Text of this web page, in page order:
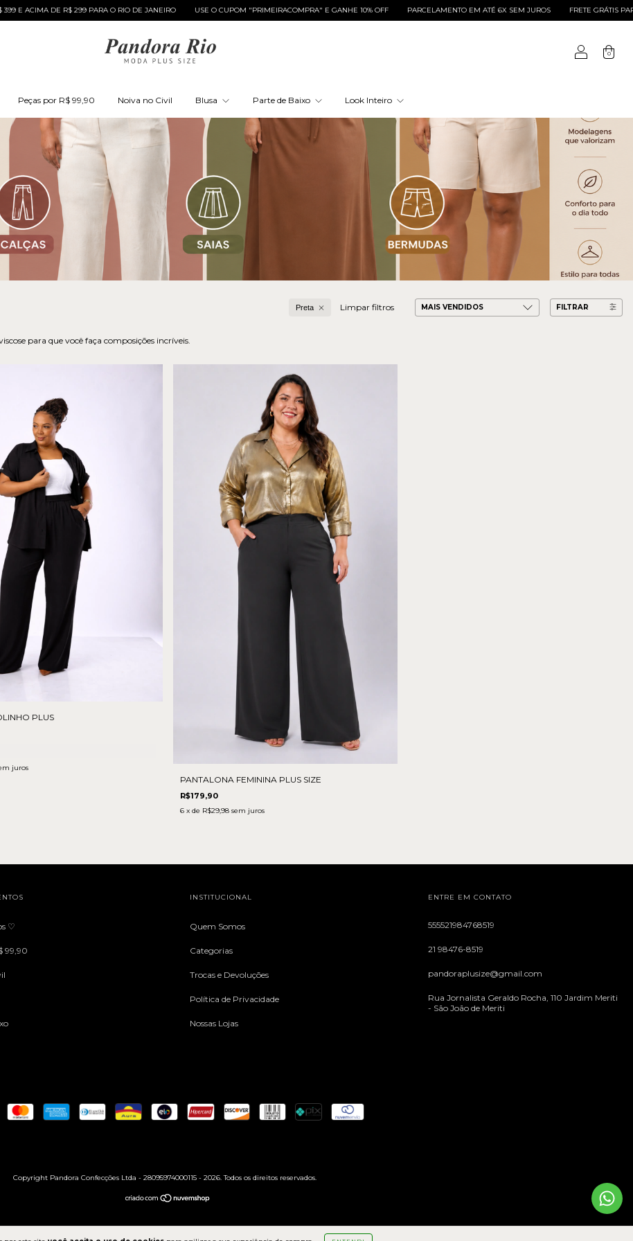
DE R$ 299 PARA O RIO DE JANEIRO USE O CUPOM "PRIMEIRACOMPRA" E GANHE 10% OFF PARCELAMENTO EM ATÉ 6X SEM JUROS FRETE GRÁTIS PARA SUL
0
Peças por R$ 99,90 Noiva no Civil Blusa Parte de Baixo Look Inteiro
Preta Limpar filtros FILTRAR
para que você faça composições incríveis.
PLUS
juros
PANTALONA FEMININA PLUS SIZE
R$179,90
6 x de R$29,98 sem juros
♡
99,90
INSTITUCIONAL
Quem Somos
Categorias
Trocas e Devoluções
Política de Privacidade
Nossas Lojas
ENTRE EM CONTATO
555521984768519
21 98476-8519
pandoraplusize@gmail.com
Rua Jornalista Geraldo Rocha, 110 Jardim Meriti
- São João de Meriti
Copyright Pandora Confecções Ltda - 28095974000115 - 2026. Todos os direitos reservados.